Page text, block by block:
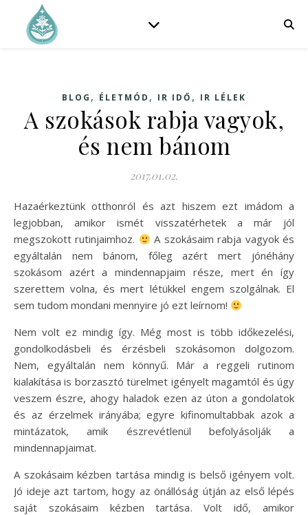
BLOG , ÉLETMÓD , IR IDŐ , IR LÉLEK
A szokások rabja vagyok,
és nem bánom
2017.01.02.
Hazaérkeztünk otthonról és azt hiszem ezt imádom a
legjobban, amikor ismét visszatérhetek a már jól
megszokott rutinjaimhoz.
A szokásaim rabja vagyok és
egyáltalán nem bánom, főleg azért mert jónéhány
szokásom azért a mindennapjaim része, mert én így
szerettem volna, és mert létükkel engem szolgálnak. El
sem tudom mondani mennyire jó ezt leírnom!
Nem volt ez mindig így. Még most is több időkezelési,
gondolkodásbeli és érzésbeli szokásomon dolgozom.
Nem, egyáltalán nem könnyű. Már a reggeli rutinom
kialakítása is borzasztó türelmet igényelt magamtól és úgy
veszem észre, ahogy haladok ezen az úton a gondolatok
és az érzelmek irányába; egyre kifinomultabbak azok a
mintázatok, amik észrevétlenül befolyásolják a
mindennapjaimat.
A szokásaim kézben tartása mindig is belső igényem volt.
Jó ideje azt tartom, hogy az önállóság útján az első lépés
saját szokásaim kézben tartása. Volt idő, amikor